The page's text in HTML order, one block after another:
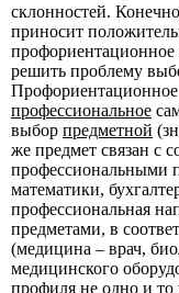
склонностей.
приносит
профориентационное
решить проблему
Профориентационное
профессиональное
выбор предметной
же предмет связан с
профессиональными
математики,
профессиональная
предметами, в
(медицина – врач,
медицинского
профиля не одно и то